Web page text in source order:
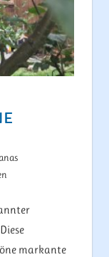
markante